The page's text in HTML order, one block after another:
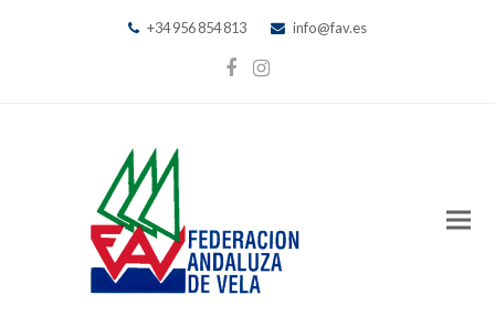
+34 956 854 813 info@fav.es
Facebook
Instagram